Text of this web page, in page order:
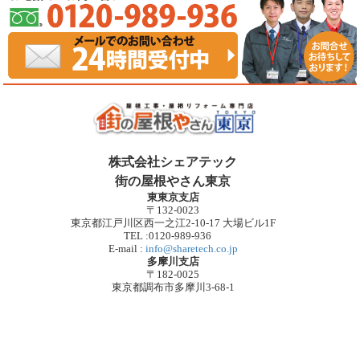
株式会社シェアテック
街の屋根やさん東京
東東京支店
〒132-0023
東京都江戸川区西一之江2-10-17 大場ビル1F
TEL :0120-989-936
E-mail : info@sharetech.co.jp
多摩川支店
〒182-0025
東京都調布市多摩川3-68-1